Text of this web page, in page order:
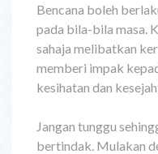
Bencana boleh
pada bila-bila masa.
sahaja melibatkan
memberi impak
kesihatan dan
Jangan tunggu
bertindak. Mulakan